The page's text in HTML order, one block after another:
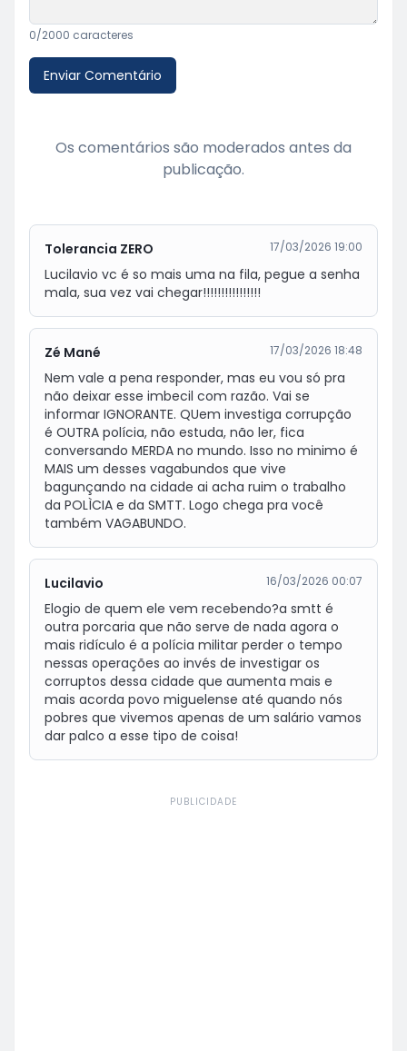
0/2000 caracteres
Enviar Comentário
Os comentários são moderados antes da
publicação.
Tolerancia ZERO 17/03/2026 19:00
Lucilavio vc é so mais uma na fila, pegue a senha
mala, sua vez vai chegar!!!!!!!!!!!!!!!!
Zé Mané 17/03/2026 18:48
Nem vale a pena responder, mas eu vou só pra
não deixar esse imbecil com razão. Vai se
informar IGNORANTE. QUem investiga corrupção
é OUTRA polícia, não estuda, não ler, fica
conversando MERDA no mundo. Isso no minimo é
MAIS um desses vagabundos que vive
bagunçando na cidade ai acha ruim o trabalho
da POLÌCIA e da SMTT. Logo chega pra você
também VAGABUNDO.
Lucilavio 16/03/2026 00:07
Elogio de quem ele vem recebendo?a smtt é
outra porcaria que não serve de nada agora o
mais ridículo é a polícia militar perder o tempo
nessas operações ao invés de investigar os
corruptos dessa cidade que aumenta mais e
mais acorda povo miguelense até quando nós
pobres que vivemos apenas de um salário vamos
dar palco a esse tipo de coisa!
PUBLICIDADE